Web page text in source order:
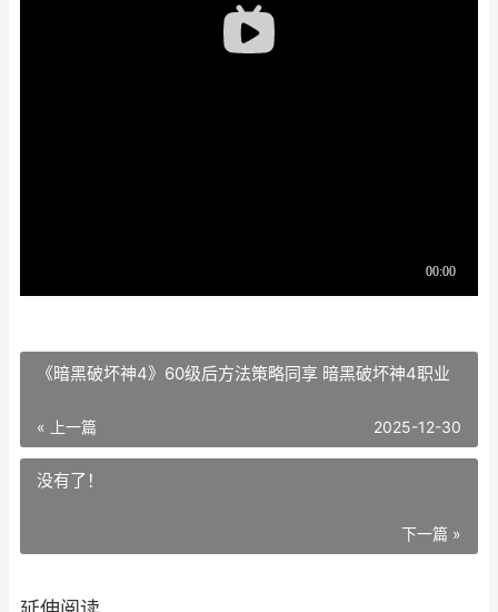
《暗黑破坏神4》60级后方法策略同享 暗黑破坏神4职业
« 上一篇 2025-12-30
没有了！
下一篇 »